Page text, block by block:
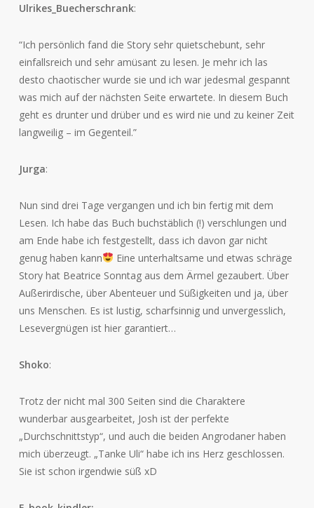
Ulrikes_Buecherschrank:
“Ich persönlich fand die Story sehr quietschebunt, sehr
einfallsreich und sehr amüsant zu lesen. Je mehr ich las
desto chaotischer wurde sie und ich war jedesmal gespannt
was mich auf der nächsten Seite erwartete. In diesem Buch
geht es drunter und drüber und es wird nie und zu keiner Zeit
langweilig – im Gegenteil.”
Jurga:
Nun sind drei Tage vergangen und ich bin fertig mit dem
Lesen. Ich habe das Buch buchstäblich (!) verschlungen und
am Ende habe ich festgestellt, dass ich davon gar nicht
genug haben kann
Eine unterhaltsame und etwas schräge
Story hat Beatrice Sonntag aus dem Ärmel gezaubert. Über
Außerirdische, über Abenteuer und Süßigkeiten und ja, über
uns Menschen. Es ist lustig, scharfsinnig und unvergesslich,
Lesevergnügen ist hier garantiert…
Shoko:
Trotz der nicht mal 300 Seiten sind die Charaktere
wunderbar ausgearbeitet, Josh ist der perfekte
„Durchschnittstyp“, und auch die beiden Angrodaner haben
mich überzeugt. „Tanke Uli“ habe ich ins Herz geschlossen.
Sie ist schon irgendwie süß xD